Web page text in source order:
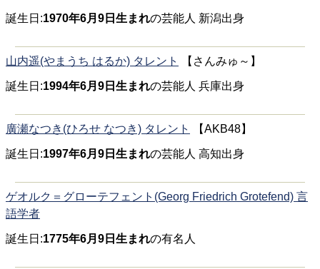
誕生日:1970年6月9日生まれの芸能人 新潟出身
山内遥(やまうち はるか) タレント 【さんみゅ～】
誕生日:1994年6月9日生まれの芸能人 兵庫出身
廣瀬なつき(ひろせ なつき) タレント 【AKB48】
誕生日:1997年6月9日生まれの芸能人 高知出身
ゲオルク＝グローテフェント(Georg Friedrich Grotefend) 言
語学者
誕生日:1775年6月9日生まれの有名人